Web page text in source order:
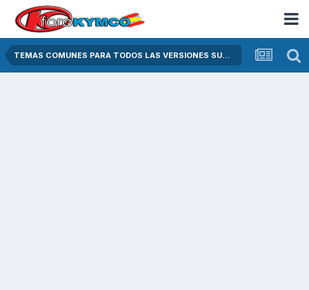
TEMAS COMUNES PARA TODOS LAS VERSIONES SUPER DINK